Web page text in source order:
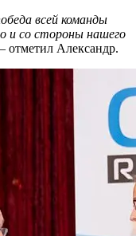
всей команды
и со стороны нашего
– отметил Александр.